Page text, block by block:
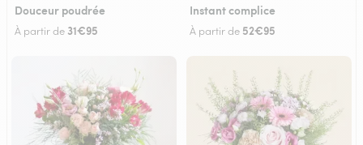
Douceur poudrée
À partir de 31€95
Instant complice
À partir de 52€95